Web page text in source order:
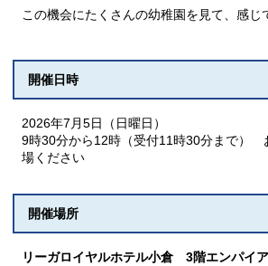
この機会にたくさんの幼稚園を見て、感じ
開催日時
2026年7月5日（日曜日）
9時30分から12時（受付11時30分まで）
場ください
開催場所
リーガロイヤルホテル小倉 3階エンパイ